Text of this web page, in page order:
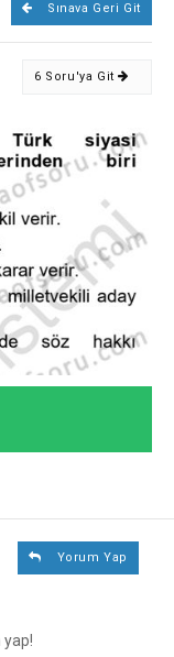
Sınava Geri Git
6 Soru'ya Git
Yorum Yap
yap!